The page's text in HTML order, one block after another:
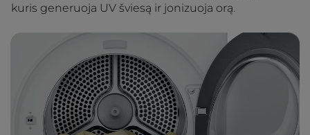
kuris generuoja UV šviesą ir jonizuoja orą.